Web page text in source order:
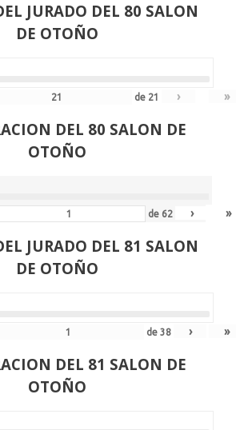
JURADO DEL 80 SALON
DE OTOÑO
de 21 › »
DEL 80 SALON DE
OTOÑO
de 62 › »
JURADO DEL 81 SALON
DE OTOÑO
de38 › »
DEL 81 SALON DE
OTOÑO